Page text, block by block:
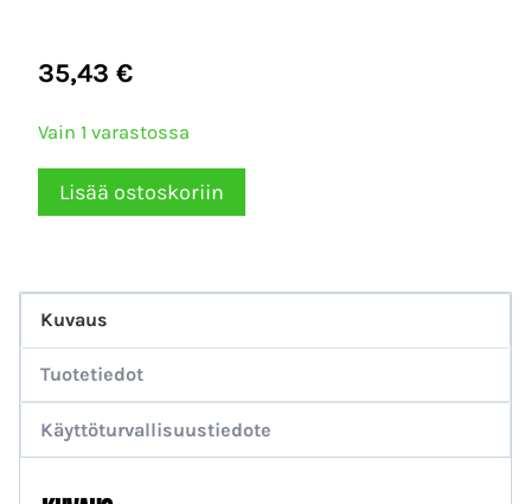
35,43 €
Vain 1 varastossa
Viemärisuutin
1/8"
4×1.2mm
45°
määrä
Lisää ostoskoriin
Kuvaus
Tuotetiedot
Käyttöturvallisuustiedote